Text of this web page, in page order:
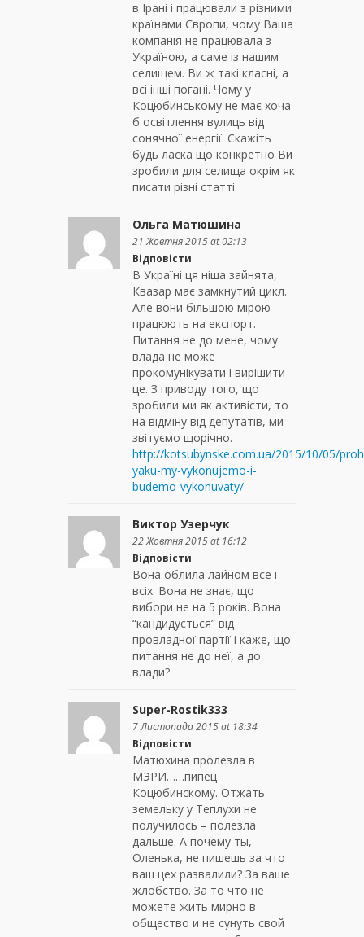
в Ірані і працювали з різними
країнами Європи, чому Ваша
компанія не працювала з
Україною, а саме із нашим
селищем. Ви ж такі класні, а
всі інші погані. Чому у
Коцюбинському не має хоча
б освітлення вулиць від
сонячної енергії. Скажіть
будь ласка що конкретно Ви
зробили для селища окрім як
писати різні статті.
Ольга Матюшина
21 Жовтня 2015 at 02:13
Відповісти
В Україні ця ніша зайнята,
Квазар має замкнутий цикл.
Але вони більшою мірою
працюють на експорт.
Питання не до мене, чому
влада не може
прокомунікувати і вирішити
це. З приводу того, що
зробили ми як активісти, то
на відміну від депутатів, ми
звітуємо щорічно.
http://kotsubynske.com.ua/2015/10/05/
yaku-my-vykonujemo-i-
budemo-vykonuvaty/
Виктор Узерчук
22 Жовтня 2015 at 16:12
Відповісти
Вона облила лайном все і
всіх. Вона не знає, що
вибори не на 5 років. Вона
“кандидується” від
провладної партії і каже, що
питання не до неї, а до
влади?
Super-Rostik333
7 Листопада 2015 at 18:34
Відповісти
Матюхина пролезла в
МЭРИ……пипец
Коцюбинскому. Отжать
земельку у Теплухи не
получилось – полезла
дальше. А почему ты,
Оленька, не пишешь за что
ваш цех развалили? За ваше
жлобство. За то что не
можете жить мирно в
общество и не сунуть свой